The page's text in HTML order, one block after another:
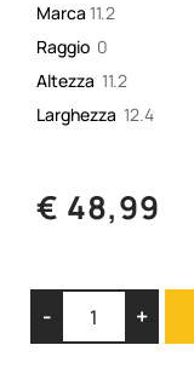
Marca 11.2
Raggio 0
Altezza 11.2
Larghezza 12.4
€ 48,99